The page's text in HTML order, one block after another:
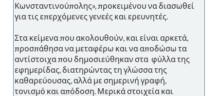
Κωνσταντινούπολης», προκειμένου να διασωθεί
για τις επερχόμενες γενεές και ερευνητές.
Στα κείμενα που ακολουθούν, και είναι αρκετά,
προσπάθησα να μεταφέρω και να αποδώσω τα
αντίστοιχα που δημοσιεύθηκαν στα φύλλα της
εφημερίδας, διατηρώντας τη γλώσσα της
καθαρεύουσας, αλλά με σημερινή γραφή,
τονισμό και απόδοση. Μερικά στοιχεία και